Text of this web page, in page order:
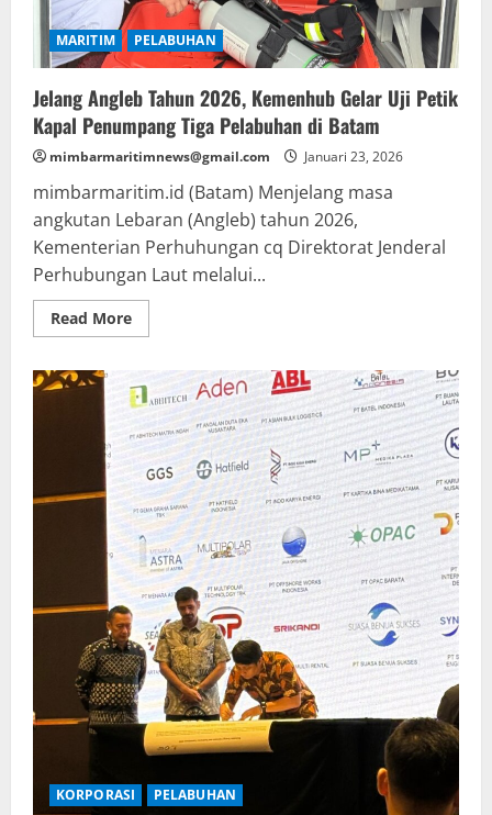
MARITIM PELABUHAN
Jelang Angleb Tahun 2026, Kemenhub Gelar Uji Petik
Kapal Penumpang Tiga Pelabuhan di Batam
mimbarmaritimnews@gmail.com Januari 23, 2026
mimbarmaritim.id (Batam) Menjelang masa
angkutan Lebaran (Angleb) tahun 2026,
Kementerian Perhuhungan cq Direktorat Jenderal
Perhubungan Laut melalui...
Read MoreRead
more
Angleb
Tahun
2026,
Kemenhub
Gelar
Uji
Petik
Kapal
Penumpang
Tiga
Pelabuhan
di
Batam
KORPORASI PELABUHAN